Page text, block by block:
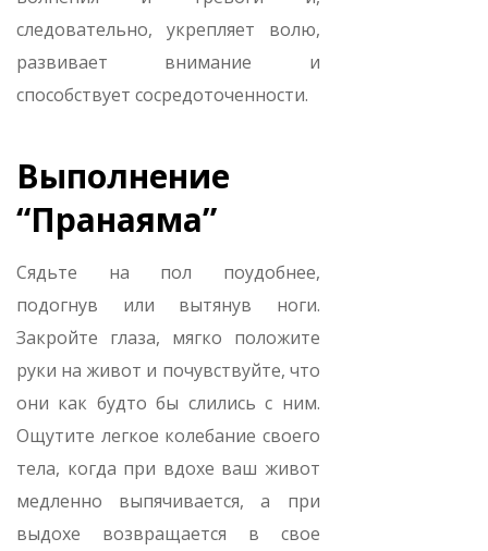
следовательно, укрепляет волю,
развивает внимание и
способствует сосредоточенности.
Выполнение
“Пранаяма”
Сядьте на пол поудобнее,
подогнув или вытянув ноги.
Закройте глаза, мягко положите
руки на живот и почувствуйте, что
они как будто бы слились с ним.
Ощутите легкое колебание своего
тела, когда при вдохе ваш живот
медленно выпячивается, а при
выдохе возвращается в свое